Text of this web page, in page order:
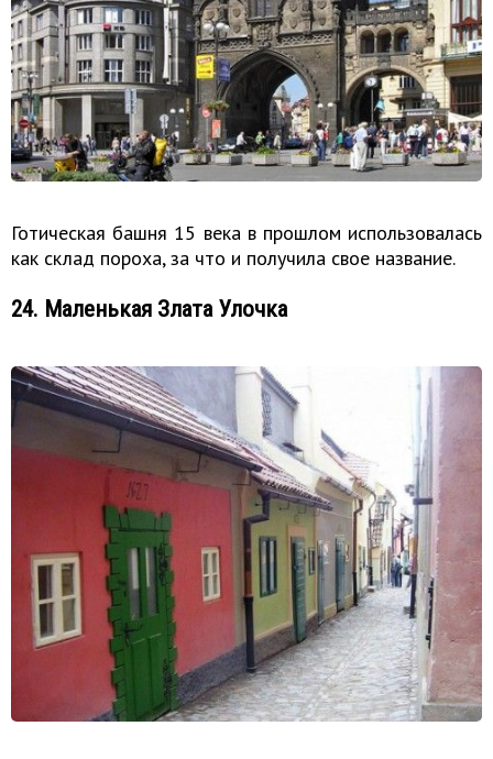
Готическая башня 15 века в прошлом использовалась
как склад пороха, за что и получила свое название.
24. Маленькая Злата Улочка